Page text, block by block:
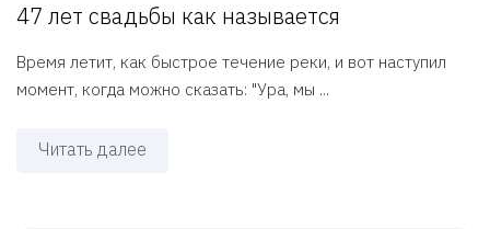
47 лет свадьбы как называется
Время летит, как быстрое течение реки, и вот наступил
момент, когда можно сказать: "Ура, мы ...
Читать далее